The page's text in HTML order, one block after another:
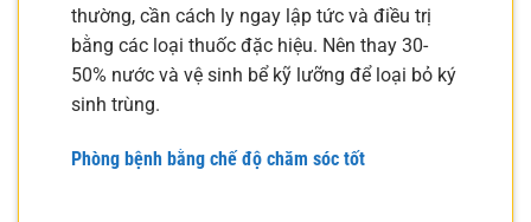
thường, cần cách ly ngay lập tức và điều trị
bằng các loại thuốc đặc hiệu. Nên thay 30-
50% nước và vệ sinh bể kỹ lưỡng để loại bỏ ký
sinh trùng.
Phòng bệnh bằng chế độ chăm sóc tốt